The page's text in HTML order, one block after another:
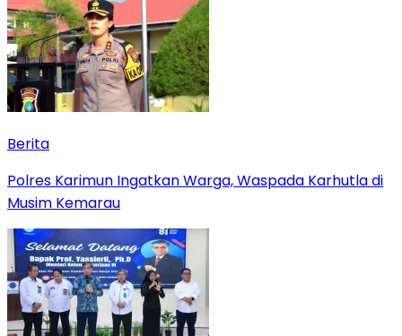
Berita
Polres Karimun Ingatkan Warga, Waspada Karhutla di
Musim Kemarau